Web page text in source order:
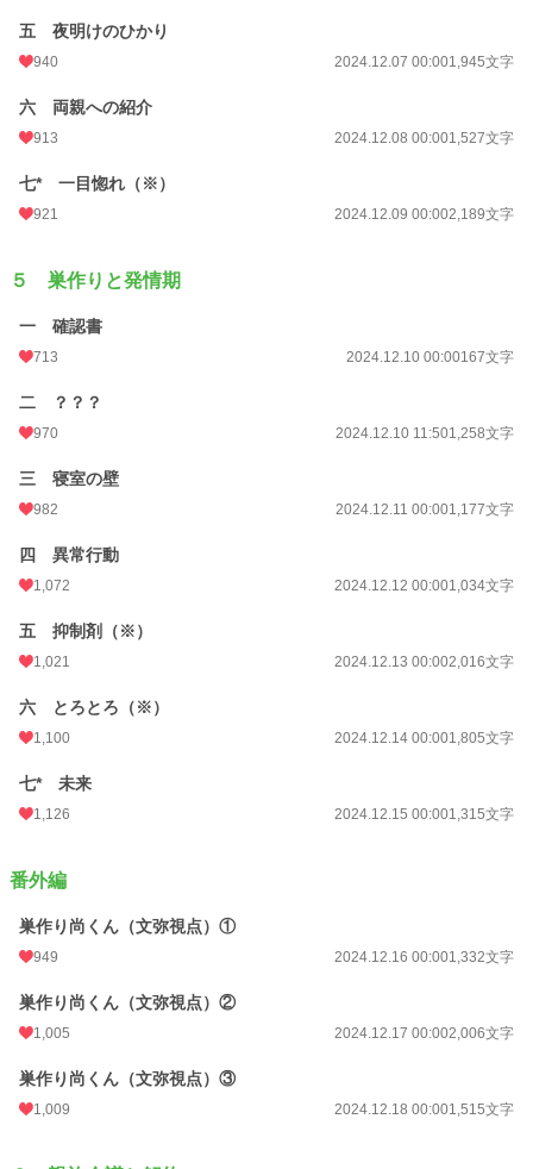
五 夜明けのひかり
940 2024.12.07 00:001,945文字
六 両親への紹介
913 2024.12.08 00:001,527文字
七* 一目惚れ（※）
921 2024.12.09 00:002,189文字
５ 巣作りと発情期
一 確認書
713 2024.12.10 00:00167文字
二 ？？？
970 2024.12.10 11:501,258文字
三 寝室の壁
982 2024.12.11 00:001,177文字
四 異常行動
1,072 2024.12.12 00:001,034文字
五 抑制剤（※）
1,021 2024.12.13 00:002,016文字
六 とろとろ（※）
1,100 2024.12.14 00:001,805文字
七* 未来
1,126 2024.12.15 00:001,315文字
番外編
巣作り尚くん（文弥視点）①
949 2024.12.16 00:001,332文字
巣作り尚くん（文弥視点）②
1,005 2024.12.17 00:002,006文字
巣作り尚くん（文弥視点）③
1,009 2024.12.18 00:001,515文字